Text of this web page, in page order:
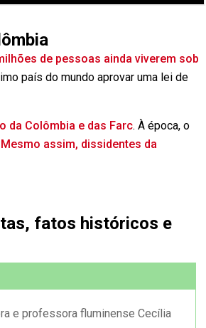
de pessoas ainda viverem sob
país do mundo aprovar uma lei de
da Colômbia e das Farc. À época, o
Mesmo assim, dissidentes da
fatos históricos e
e professora fluminense Cecília